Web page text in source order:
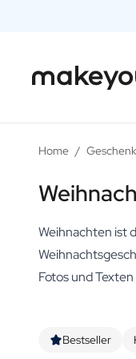
Dranken
Personalisierter Rum
Personalisierter Wermut
Personalisierter Tequila
Personalisiertes Bier
Personalisierter
Home /
Weihnachten ist
Fotos und
Bestseller